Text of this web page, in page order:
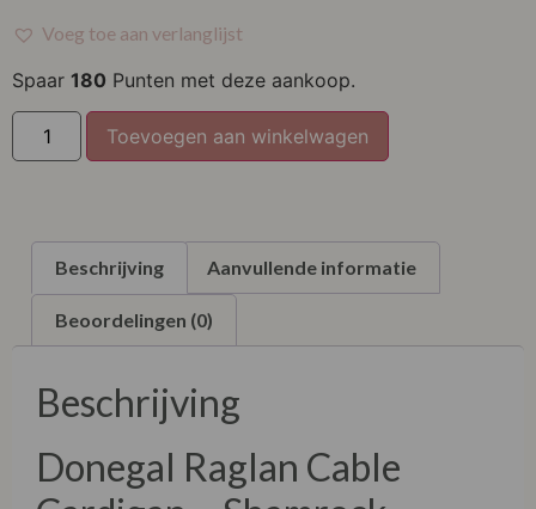
Voeg toe aan verlanglijst
Spaar 180 Punten met deze aankoop.
Toevoegen aan winkelwagen
Beschrijving Aanvullende informatie
Beoordelingen (0)
Beschrijving
Donegal Raglan Cable